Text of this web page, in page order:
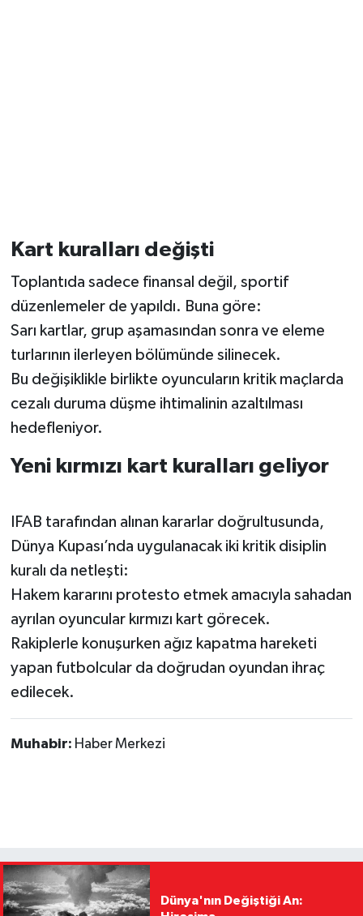
Kart kuralları değişti
Toplantıda sadece finansal değil, sportif
düzenlemeler de yapıldı. Buna göre:
Sarı kartlar, grup aşamasından sonra ve eleme
turlarının ilerleyen bölümünde silinecek.
Bu değişiklikle birlikte oyuncuların kritik maçlarda
cezalı duruma düşme ihtimalinin azaltılması
hedefleniyor.
Yeni kırmızı kart kuralları geliyor
IFAB tarafından alınan kararlar doğrultusunda,
Dünya Kupası’nda uygulanacak iki kritik disiplin
kuralı da netleşti:
Hakem kararını protesto etmek amacıyla sahadan
ayrılan oyuncular kırmızı kart görecek.
Rakiplerle konuşurken ağız kapatma hareketi
yapan futbolcular da doğrudan oyundan ihraç
edilecek.
Muhabir: Haber Merkezi
Dünya'nın Değiştiği An: